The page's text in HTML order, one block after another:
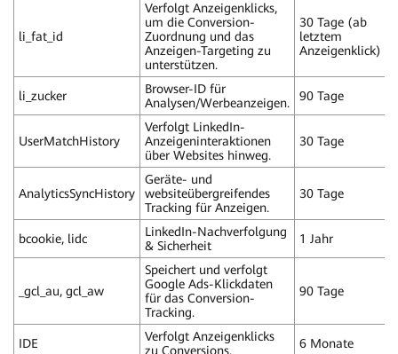
li_fat_id
Verfolgt Anzeigenklicks,
um die Conversion-
Zuordnung und das
Anzeigen-Targeting zu
unterstützen.
30 Tage (ab
letztem
Anzeigenklick)
li_zucker
Browser-ID für
Analysen/Werbeanzeigen.
90 Tage
UserMatchHistory
Verfolgt LinkedIn-
Anzeigeninteraktionen
über Websites hinweg.
30 Tage
AnalyticsSyncHistory
Geräte- und
websiteübergreifendes
Tracking für Anzeigen.
30 Tage
bcookie, lidc
LinkedIn-Nachverfolgung
& Sicherheit
1 Jahr
_gcl_au, gcl_aw
Speichert und verfolgt
Google Ads-Klickdaten
für das Conversion-
Tracking.
90 Tage
IDE
Verfolgt Anzeigenklicks
zu Conversions.
6 Monate